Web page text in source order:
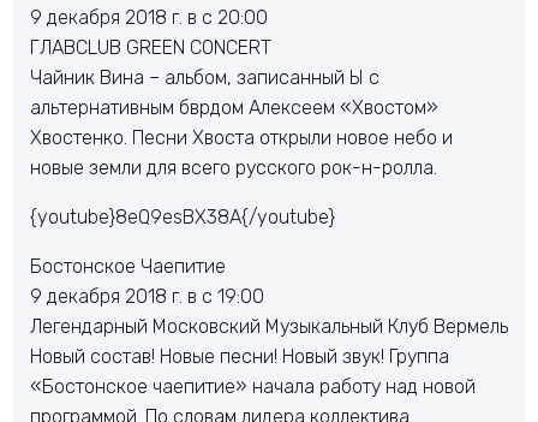
9 декабря 2018 г. в с 20:00
ГЛАВCLUB GREEN CONCERT
Чайник Вина – альбом, записанный Ы с
альтернативным бврдом Алексеем «Хвостом»
Хвостенко. Песни Хвоста открыли новое небо и
новые земли для всего русского рок-н-ролла.
{youtube}8eQ9esBX38A{/youtube}
Бостонское Чаепитие
9 декабря 2018 г. в с 19:00
Легендарный Московский Музыкальный Клуб Вермель
Новый состав! Новые песни! Новый звук! Группа
«Бостонское чаепитие» начала работу над новой
программой. По словам лидера коллектива